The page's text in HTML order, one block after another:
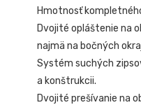
Hmotnosť
Dvojité opláštenie na
najmä na bočných
Systém suchých
a konštrukcii.
Dvojité prešívanie na